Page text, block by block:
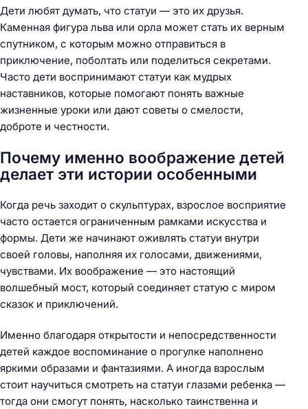
Дети любят думать, что статуи — это их друзья.
Каменная фигура льва или орла может стать их верным
спутником, с которым можно отправиться в
приключение, поболтать или поделиться секретами.
Часто дети воспринимают статуи как мудрых
наставников, которые помогают понять важные
жизненные уроки или дают советы о смелости,
доброте и честности.
Почему именно воображение детей
делает эти истории особенными
Когда речь заходит о скульптурах, взрослое восприятие
часто остается ограниченным рамками искусства и
формы. Дети же начинают оживлять статуи внутри
своей головы, наполняя их голосами, движениями,
чувствами. Их воображение — это настоящий
волшебный мост, который соединяет статую с миром
сказок и приключений.
Именно благодаря открытости и непосредственности
детей каждое воспоминание о прогулке наполнено
яркими образами и фантазиями. А иногда взрослым
стоит научиться смотреть на статуи глазами ребенка —
тогда они смогут понять, насколько таинственна и